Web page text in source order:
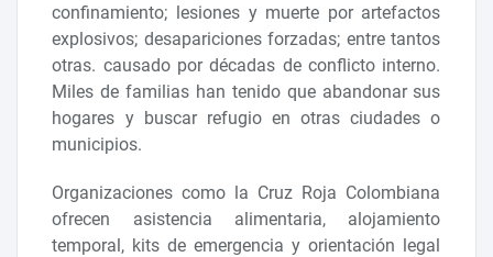
confinamiento; lesiones y muerte por artefactos
explosivos; desapariciones forzadas; entre tantos
otras. causado por décadas de conflicto interno.
Miles de familias han tenido que abandonar sus
hogares y buscar refugio en otras ciudades o
municipios.
Organizaciones como la Cruz Roja Colombiana
ofrecen asistencia alimentaria, alojamiento
temporal, kits de emergencia y orientación legal